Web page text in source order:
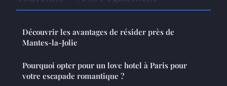
Découvrir les avantages de résider près de
Mantes-la-Jolie
Pourquoi opter pour un love hotel à Paris pour
votre escapade romantique ?